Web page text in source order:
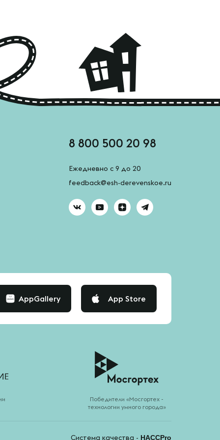
8 800 500 20 98
Ежедневно с 9 до 20
feedback@esh-derevenskoe.ru
AppGallery App Store
Победители «Мосгортех -
технологии умного города»
Система качества - HACCPro